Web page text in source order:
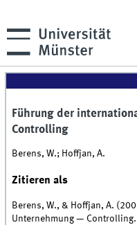
Führung der
Controlling
Berens, W.; Hoffjan, A.
Zitieren als
Berens, W., & Hoffjan, A.
Unternehmung — Controlling.